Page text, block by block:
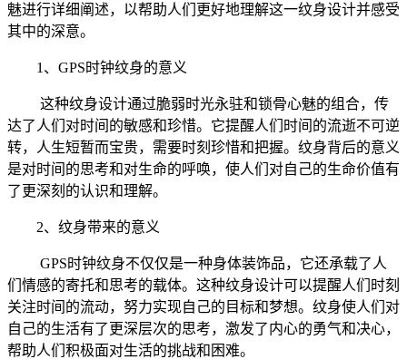
魅进行详细阐述，以帮助人们更好地理解这一纹身设计并感受
其中的深意。
1、GPS时钟纹身的意义
这种纹身设计通过脆弱时光永驻和锁骨心魅的组合，传
达了人们对时间的敏感和珍惜。它提醒人们时间的流逝不可逆
转，人生短暂而宝贵，需要时刻珍惜和把握。纹身背后的意义
是对时间的思考和对生命的呼唤，使人们对自己的生命价值有
了更深刻的认识和理解。
2、纹身带来的意义
GPS时钟纹身不仅仅是一种身体装饰品，它还承载了人
们情感的寄托和思考的载体。这种纹身设计可以提醒人们时刻
关注时间的流动，努力实现自己的目标和梦想。纹身使人们对
自己的生活有了更深层次的思考，激发了内心的勇气和决心，
帮助人们积极面对生活的挑战和困难。